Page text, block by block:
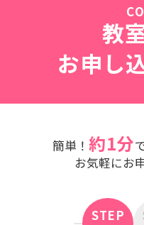
教室案内
よくある質問
教
お申し
簡単！ 約1分
お気軽にお
STEP